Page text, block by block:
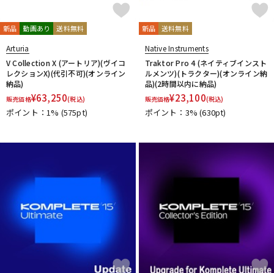
新品 動画あり 送料無料
Arturia
V Collection X (アートリア)(ヴイコ
レクションX)(代引不可)(オンライン
納品)
販売価格¥63,250(税込)
ポイント：1% (575pt)
新品 送料無料
Native Instruments
Traktor Pro 4 (ネイティブインスト
ルメンツ)(トラクター)(オンライン納
品)(2時間以内に納品)
販売価格¥23,100(税込)
ポイント：3%(630pt)